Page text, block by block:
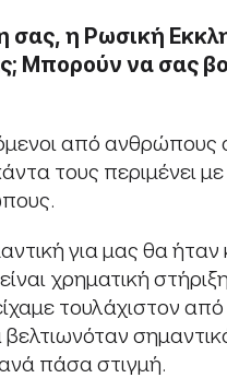
σας,η Ρωσική
Μπορούν να σας
από ανθρώπους
τους περιμένει με
για μας θα
χρηματική
τουλάχιστον
πάσα στιγμή.